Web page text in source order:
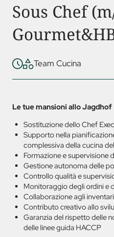
Sous Chef
Team Cucina
Le tue mansioni allo Jagdhof
Sostituzione dello Chef
Supporto nella
complessiva della cucina
Formazione e supervisione
Gestione autonoma delle
Controllo qualità e
Monitoraggio degli ordini e
Collaborazione agli
Contributo creativo allo
Garanzia del rispetto delle
delle linee guida HACCP